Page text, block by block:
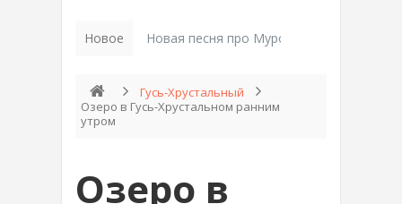
Новое Новая песня про Муром: «Былинный
Гусь-Хрустальный
Озеро в Гусь-Хрустальном ранним
утром
Озеро в